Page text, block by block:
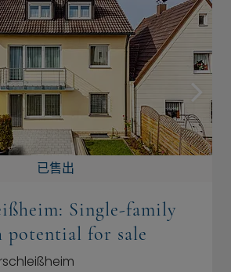
已售出
Single-family
potential for sale